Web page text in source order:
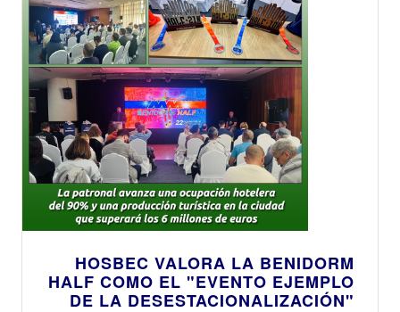
HOSBEC VALORA LA BENIDORM
HALF COMO EL "EVENTO EJEMPLO
DE LA DESESTACIONALIZACIÓN"